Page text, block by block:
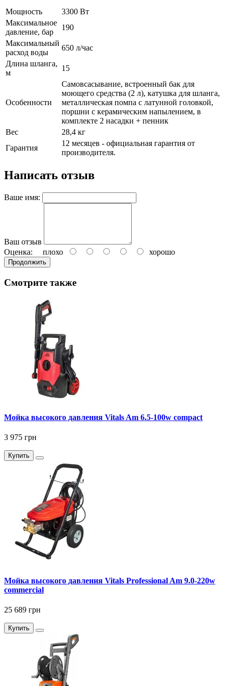
Мощность
3300 Вт
Максимальное
давление, бар
190
Максимальный
расход воды
650 л/час
Длина шланга,
м
15
Особенности
Самовсасывание, встроенный бак для
моющего средства (2 л), катушка для шланга,
металлическая помпа с латунной головкой,
поршни с керамическим напылением, в
комплекте 2 насадки + пенник
Вес
28,4 кг
Гарантия
12 месяцев - официальная гарантия от
производителя.
Написать отзыв
Ваше имя:
Ваш отзыв
Оценка: плохо хорошо
Продолжить
Смотрите также
Мойка высокого давления Vitals Am 6.5-100w compact
3 975 грн
Купить
Мойка высокого давления Vitals Professional Am 9.0-220w
commercial
25 689 грн
Купить